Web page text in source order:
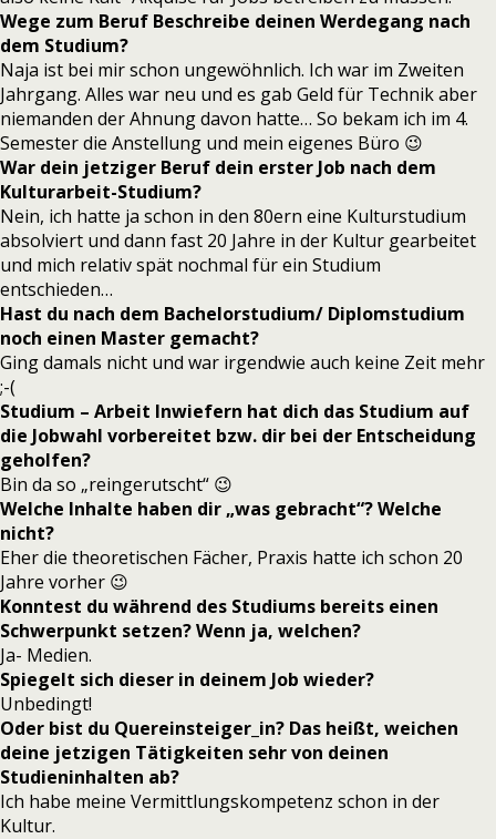
Wege zum Beruf Beschreibe deinen Werdegang nach
dem Studium?
Naja ist bei mir schon ungewöhnlich. Ich war im Zweiten
Jahrgang. Alles war neu und es gab Geld für Technik aber
niemanden der Ahnung davon hatte… So bekam ich im 4.
Semester die Anstellung und mein eigenes Büro 😉
War dein jetziger Beruf dein erster Job nach dem
Kulturarbeit-Studium?
Nein, ich hatte ja schon in den 80ern eine Kulturstudium
absolviert und dann fast 20 Jahre in der Kultur gearbeitet
und mich relativ spät nochmal für ein Studium
entschieden…
Hast du nach dem Bachelorstudium/ Diplomstudium
noch einen Master gemacht?
Ging damals nicht und war irgendwie auch keine Zeit mehr
;-(
Studium – Arbeit Inwiefern hat dich das Studium auf
die Jobwahl vorbereitet bzw. dir bei der Entscheidung
geholfen?
Bin da so „reingerutscht“ 😉
Welche Inhalte haben dir „was gebracht“? Welche
nicht?
Eher die theoretischen Fächer, Praxis hatte ich schon 20
Jahre vorher 😉
Konntest du während des Studiums bereits einen
Schwerpunkt setzen? Wenn ja, welchen?
Ja- Medien.
Spiegelt sich dieser in deinem Job wieder?
Unbedingt!
Oder bist du Quereinsteiger_in? Das heißt, weichen
deine jetzigen Tätigkeiten sehr von deinen
Studieninhalten ab?
Ich habe meine Vermittlungskompetenz schon in der
Kultur.